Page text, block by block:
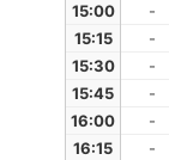
15:00
-
15:15
-
15:30
-
15:45
-
16:00
-
16:15
-